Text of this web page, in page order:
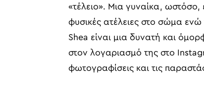
«τέλειο». Μια γυναίκα, ωστόσο,
φυσικές ατέλειες στο σώμα
Shea είναι μια δυνατή και
στον λογαριασμό της στο
φωτογραφίσεις και τις